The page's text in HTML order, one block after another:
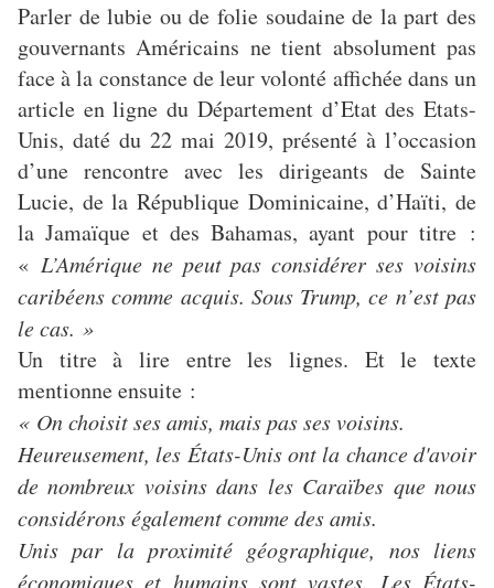
Parler de lubie ou de folie soudaine de la part des
gouvernants Américains ne tient absolument pas
face à la constance de leur volonté affichée dans un
article en ligne du Département d’Etat des Etats-
Unis, daté du 22 mai 2019, présenté à l’occasion
d’une rencontre avec les dirigeants de Sainte
Lucie, de la République Dominicaine, d’Haïti, de
la Jamaïque et des Bahamas, ayant pour titre :
« L’Amérique ne peut pas considérer ses voisins
caribéens comme acquis. Sous Trump, ce n’est pas
le cas. »
Un titre à lire entre les lignes. Et le texte
mentionne ensuite :
« On choisit ses amis, mais pas ses voisins.
Heureusement, les États-Unis ont la chance d'avoir
de nombreux voisins dans les Caraïbes que nous
considérons également comme des amis.
Unis par la proximité géographique, nos liens
économiques et humains sont vastes. Les États-